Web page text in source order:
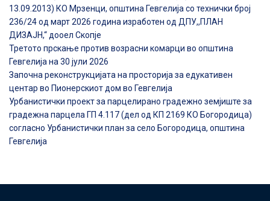
13.09.2013) КО Мрзенци, општина Гевгелија со технички број
236/24 од март 2026 година изработен од ДПУ,,ПЛАН
ДИЗАЈН,“ дооел Скопје
Третото прскање против возрасни комарци во општина
Гевгелија на 30 јули 2026
Започна реконструкцијата на просторија за едукативен
центар во Пионерскиот дом во Гевгелија
Урбанистички проект за парцелирано градежно земјиште за
градежна парцела ГП 4.117 (дел од КП 2169 КО Богородица)
согласно Урбанистички план за село Богородица, општина
Гевгелија